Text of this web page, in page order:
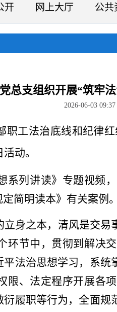
开 网上大厅 公共
总支组织开展“筑牢
2026-06-03 09:37
工法治底线和纪律红
动。
系列讲读》专题视频
简明读本》有关案例。
身之本，清风是交
环节中，贯彻到解决
法治思想学习，系
限、法定程序开展各
履职等行为，全面